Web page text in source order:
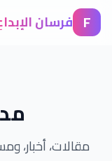
F فرسان
مقالات، أخبار،